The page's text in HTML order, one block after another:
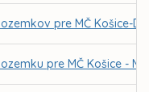
pre MČ Košice-
pre MČ Košice -